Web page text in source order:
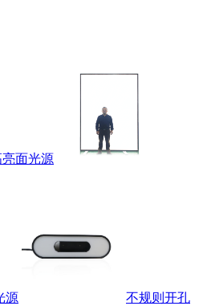
亮面光源
源
不规则开孔